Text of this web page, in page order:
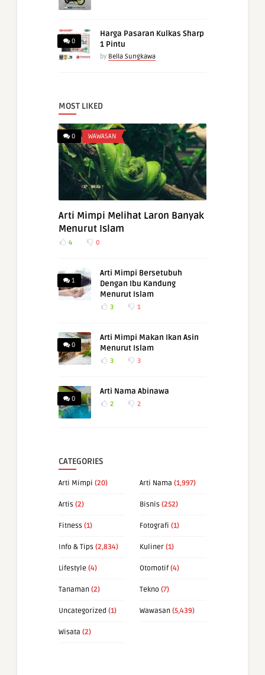
0
Harga Pasaran Kulkas Sharp
1 Pintu
by Bella Sungkawa
MOST LIKED
0 WAWASAN
Arti Mimpi Melihat Laron Banyak
Menurut Islam
4 0
1
Arti Mimpi Bersetubuh
Dengan Ibu Kandung
Menurut Islam
3 1
0
Arti Mimpi Makan Ikan Asin
Menurut Islam
3 3
0
Arti Nama Abinawa
2 2
CATEGORIES
Arti Mimpi (20) Arti Nama (1,997)
Artis (2) Bisnis (252)
Fitness (1) Fotografi (1)
Info & Tips (2,834) Kuliner (1)
Lifestyle (4) Otomotif (4)
Tanaman (2) Tekno (7)
Uncategorized (1) Wawasan (5,439)
Wisata (2)